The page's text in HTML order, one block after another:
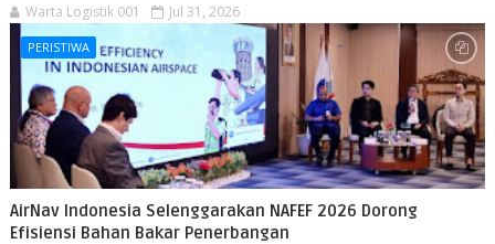
Warta Logistik 001 Jul 31, 2026
PERISTIWA
AirNav Indonesia Selenggarakan NAFEF 2026 Dorong
Efisiensi Bahan Bakar Penerbangan